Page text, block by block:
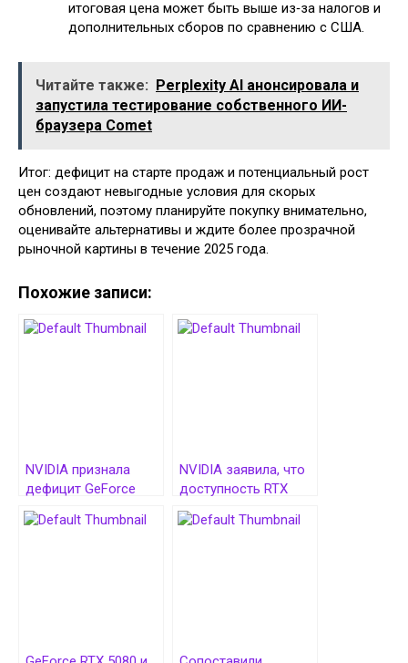
итоговая цена может быть выше из‑за налогов и
дополнительных сборов по сравнению с США.
Читайте также: Perplexity AI анонсировала и
запустила тестирование собственного ИИ-
браузера Comet
Итог: дефицит на старте продаж и потенциальный рост
цен создают невыгодные условия для скорых
обновлений, поэтому планируйте покупку внимательно,
оценивайте альтернативы и ждите более прозрачной
рыночной картины в течение 2025 года.
Похожие записи:
NVIDIA признала
дефицит GeForce
RTX 5090/5080 на
старте продаж
NVIDIA заявила, что
доступность RTX
5000 в два раза
лучше, чем RTX 4000